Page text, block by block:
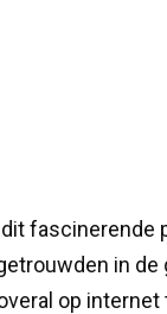
fascinerende
in
op